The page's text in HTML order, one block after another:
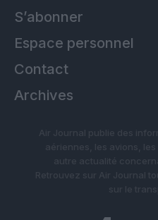
S’abonner
Espace personnel
Contact
Archives